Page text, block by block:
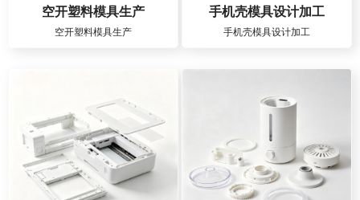
空开塑料模具生产
空开塑料模具生产
手机壳模具设计加工
手机壳模具设计加工